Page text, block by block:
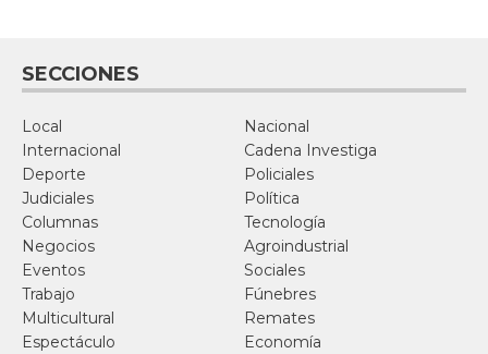
SECCIONES
Local
Nacional
Internacional
Cadena Investiga
Deporte
Policiales
Judiciales
Política
Columnas
Tecnología
Negocios
Agroindustrial
Eventos
Sociales
Trabajo
Fúnebres
Multicultural
Remates
Espectáculo
Economía